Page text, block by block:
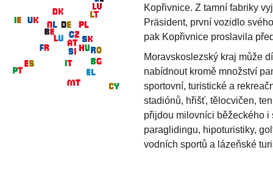
Kopřivnice. Z tamní fabriky
Präsident, první vozidlo
pak Kopřivnice proslavila
Moravskoslezský kraj může
nabídnout kromě množství
sportovní, turistické a
stadiónů, hřišť, tělocvičen,
přijdou milovníci běžeckého
paraglidingu, hipoturistiky,
vodních sportů a lázeňské